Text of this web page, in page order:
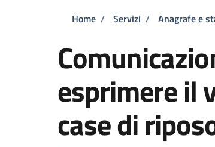
Briciole di
Home / Servizi / Anagrafe e
esprimere il
case di